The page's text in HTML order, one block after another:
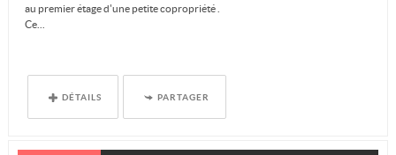
au premier étage d'une petite copropriété .
Ce...
DÉTAILS PARTAGER